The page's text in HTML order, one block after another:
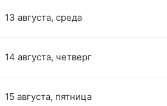
13 августа, среда
14 августа, четверг
15 августа, пятница